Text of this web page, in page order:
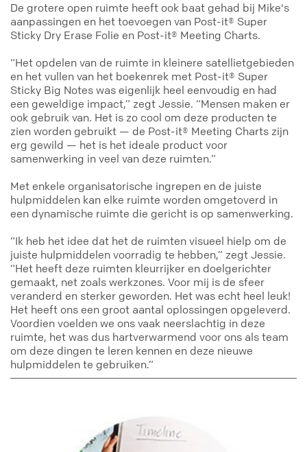
De grotere open ruimte heeft ook baat gehad bij Mike's
aanpassingen en het toevoegen van Post-it® Super
Sticky Dry Erase Folie en Post-it® Meeting Charts.
“Het opdelen van de ruimte in kleinere satellietgebieden
en het vullen van het boekenrek met Post-it® Super
Sticky Big Notes was eigenlijk heel eenvoudig en had
een geweldige impact,” zegt Jessie. “Mensen maken er
ook gebruik van. Het is zo cool om deze producten te
zien worden gebruikt — de Post-it® Meeting Charts zijn
erg gewild — het is het ideale product voor
samenwerking in veel van deze ruimten.”
Met enkele organisatorische ingrepen en de juiste
hulpmiddelen kan elke ruimte worden omgetoverd in
een dynamische ruimte die gericht is op samenwerking.
“Ik heb het idee dat het de ruimten visueel hielp om de
juiste hulpmiddelen voorradig te hebben,” zegt Jessie.
“Het heeft deze ruimten kleurrijker en doelgerichter
gemaakt, net zoals werkzones. Voor mij is de sfeer
veranderd en sterker geworden. Het was echt heel leuk!
Het heeft ons een groot aantal oplossingen opgeleverd.
Voordien voelden we ons vaak neerslachtig in deze
ruimte, het was dus hartverwarmend voor ons als team
om deze dingen te leren kennen en deze nieuwe
hulpmiddelen te gebruiken.”